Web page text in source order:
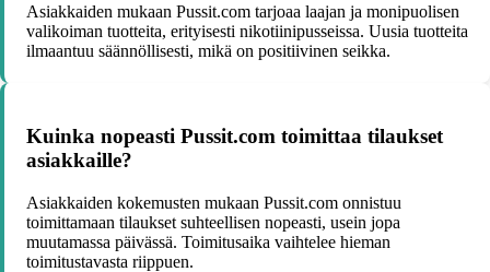
Asiakkaiden mukaan Pussit.com tarjoaa laajan ja monipuolisen
valikoiman tuotteita, erityisesti nikotiinipusseissa. Uusia tuotteita
ilmaantuu säännöllisesti, mikä on positiivinen seikka.
Kuinka nopeasti Pussit.com toimittaa tilaukset
asiakkaille?
Asiakkaiden kokemusten mukaan Pussit.com onnistuu
toimittamaan tilaukset suhteellisen nopeasti, usein jopa
muutamassa päivässä. Toimitusaika vaihtelee hieman
toimitustavasta riippuen.